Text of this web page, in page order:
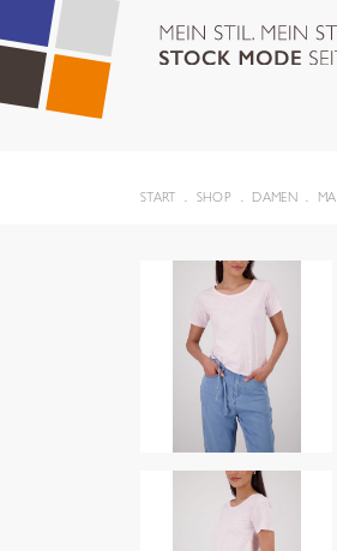
START SHOP DAMEN